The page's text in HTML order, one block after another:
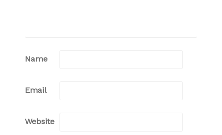
Name
Email
Website